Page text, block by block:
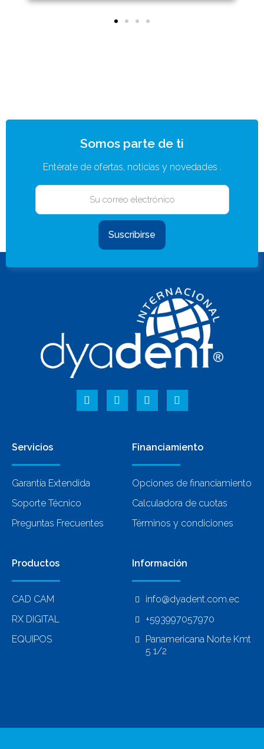
Somos parte de ti
Entérate de ofertas, noticias y novedades .
Suscribirse
Servicios
Garantía Extendida
Soporte Técnico
Preguntas Frecuentes
Financiamiento
Opciones de financiamiento
Calculadora de cuotas
Términos y condiciones
Productos
CAD CAM
RX DIGITAL
EQUIPOS
Información
info@dyadent.com.ec
+593997057970
Panamericana Norte Kmt
5 1/2